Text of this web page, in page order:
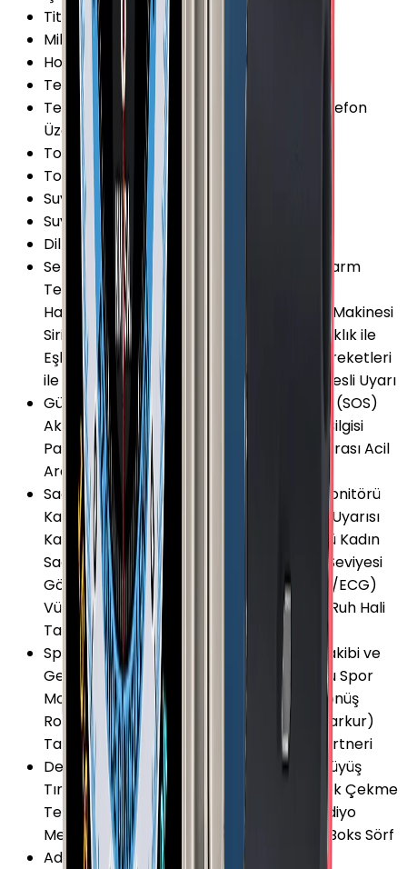
Titreşim
Mikrofon
Var
Hoparlör
Var
Telefon Görüşmesi
Telefon Görüşmesi Şekli
Bluetooth ile Telefon
Üzerinden
Toza Dayanıklılık :
Toza Dayanıklılık Özellikleri
Suya Dayanıklılık :
Suya Dayanıklılık Özellikleri
Dil Desteği:Türkçe
Servis ve Uygulamalar
Akıllı Bildirimler Alarm
Telefonumu Bul Dahili Medya Oynatıcı
Hatırlatıcılar Navigasyon (Harita) Hesap Makinesi
Siri Asistan Dünya Saatleri Bluetooth Kulaklık ile
Eşleşme Bas Konuş (Walkie-Talkie) El Hareketleri
ile Cihaz Kontrolü Gelgit Grafiği GymKit Sesli Uyarı
Güvenlik ve Koruma
Acil Durum Araması (SOS)
Akıllı Ev Uyumu Düşme Algılama Konum Bilgisi
Paylaşma Trafik Kazası Algılama Uluslararası Acil
Arama
Sağlık ve Yaşam: Nabız (Kalp Atış Hızı) Monitörü
Kalori Takibi Uyku Monitörü Hareketsizlik Uyarısı
Kandaki Oksijen Seviyesi (SpO2) Monitörü Kadın
Sağlığı Takipçisi Nefes Egzersizleri Stres Seviyesi
Gösterimi Elektriksel Kalp Monitörü (EKG/ECG)
Vücut Ateş Ölçer Düzensiz Ritim Bildirimi Ruh Hali
Takibi
Spor ve Aktivite: Mesafe Ölçer Aktivite Takibi ve
Geçmişi Hava Durumu Kronometre Çoklu Spor
Modu Deniz Suyu Sıcaklığı Bilgileri Geri Dönüş
Rotası Hedef Belirleme Hız Ölçer Rota (Parkur)
Takibi Rüzgar Bilgileri Sanal Antreman Partneri
Desteklenen Aktiviteler
Koşu Bisiklet Yürüyüş
Tırmanış Eliptik Bisiklet Fitness Yoga Kürek Çekme
Tenis Yüzme (Havuz) Yüzme (Deniz) Kardiyo
Merdiven Tırmanma Dayanıklılık Pilates Boks Sörf
Adımsayar:Var